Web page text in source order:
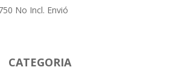
No Incl. Envió
CATEGORIA